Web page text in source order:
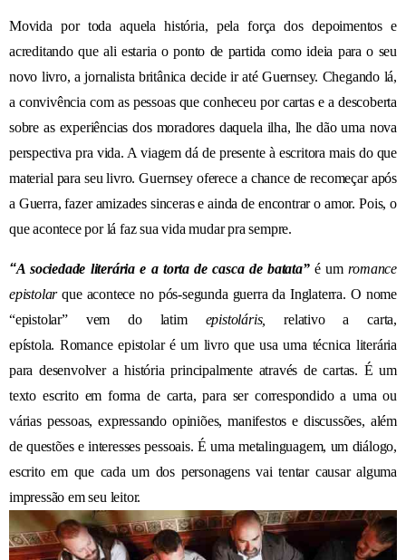
Movida por toda aquela história, pela força dos depoimentose
acreditando que ali estaria o ponto de partida como ideia para o seu
novo livro,a jornalista britânica decide ir até Guernsey. Chegando lá,
a convivência com as pessoas que conheceu por cartas e a descoberta
sobre as experiências dos moradores daquela ilha, lhe dão uma nova
perspectivapra vida. A viagemdá de presente à escritora mais do que
material para seu livro. Guernsey oferece a chance de recomeçar após
a Guerra, fazer amizades sinceras eainda de encontrar o amor. Pois, o
queacontecepor láfaz sua vida mudar pra sempre.
“A sociedade literária e a torta de casca de batata”é umromance
epistolarque acontece no pós-segunda guerra da Inglaterra. O nome
“epistolar” vem do latim epistoláris,
relativo a carta,
epístola. Romance epistolar é um livro que usa uma técnica literária
para desenvolver a história principalmente através de cartas. É um
texto escrito em forma de carta, para ser correspondido a uma ou
várias pessoas, expressando opiniões, manifestos e discussões, além
de questões e interesses pessoais. É uma metalinguagem, um diálogo,
escrito em que cada um dos personagens vai tentar causar alguma
impressão em seu leitor.